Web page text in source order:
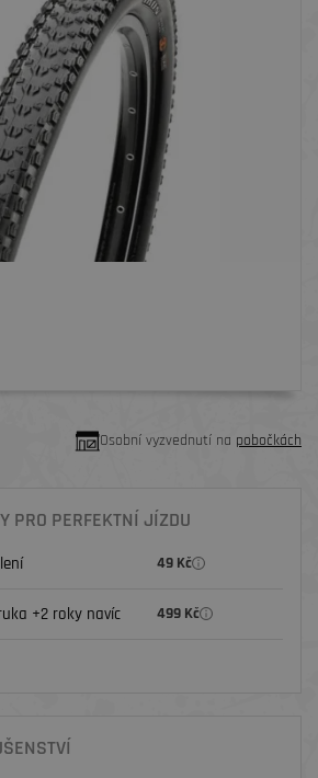
Osobní vyzvednutí na pobočkách
PRO PERFEKTNÍ JÍZDU
49 Kč
+2 roky navíc 499 Kč